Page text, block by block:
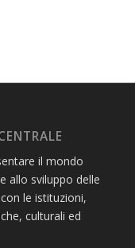
il mondo
allo sviluppo delle
le istituzioni,
culturali ed